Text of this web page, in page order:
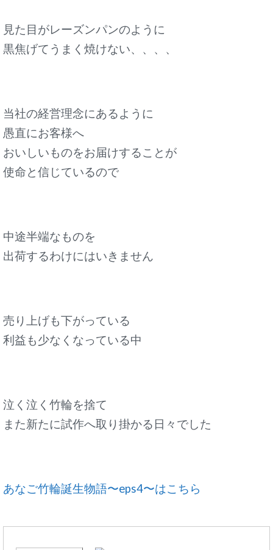
見た目がレーズンパンのように
黒焦げてうまく焼けない、、、、
当社の経営理念にあるように
愚直にお客様へ
おいしいものをお届けすることが
使命と信じているので
中途半端なものを
出荷するわけにはいきません
売り上げも下がっている
利益も少なくなっている中
泣く泣く竹輪を捨て
また新たに試作へ取り掛かる日々でした
あなご竹輪誕生物語〜eps4〜はこちら